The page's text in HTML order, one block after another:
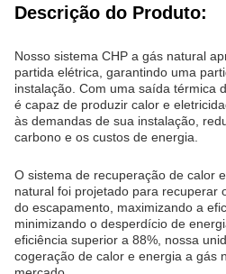
Descrição do Produto:
Nosso sistema CHP a gás natural
partida elétrica, garantindo uma
instalação. Com uma saída térmica
é capaz de produzir calor e
às demandas de sua instalação,
carbono e os custos de energia.
O sistema de recuperação de calor
natural foi projetado para recuperar
do escapamento, maximizando a
minimizando o desperdício de
eficiência superior a 88%, nossa
cogeração de calor e energia a gás